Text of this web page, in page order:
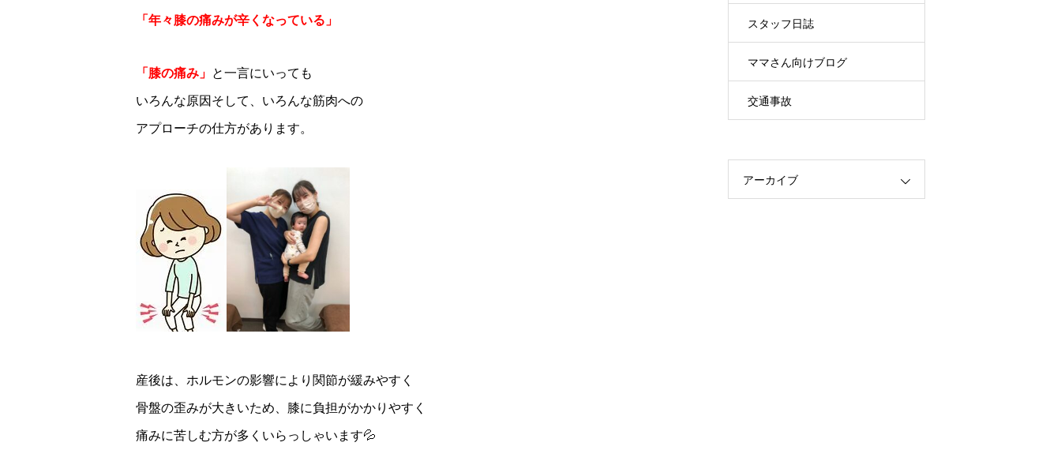
「年々膝の痛みが辛くなっている」
「膝の痛み」 と一言にいっても
いろんな原因そして、いろんな筋肉への
アプローチの仕方があります。
産後は、ホルモンの影響により関節が緩みやすく
骨盤の歪みが大きいため、膝に負担がかかりやすく
痛みに苦しむ方が多くいらっしゃいます💦
スタッフ日誌
ママさん向けブログ
交通事故
アーカイブ